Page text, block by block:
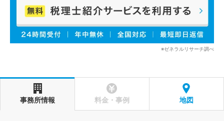
※ゼネラルリサーチ調べ
事務所情報 料金・事例 地図